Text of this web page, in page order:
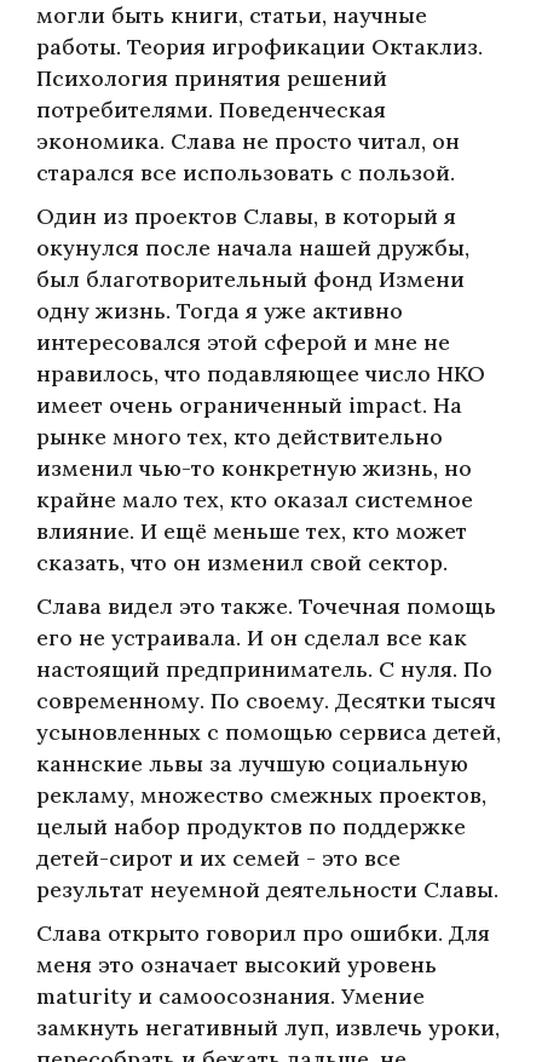
могли быть книги, статьи, научные
работы. Теория игрофикации Октаклиз.
Психология принятия решений
потребителями. Поведенческая
экономика. Слава не просто читал, он
старался все использовать с пользой.
Один из проектов Славы, в который я
окунулся после начала нашей дружбы,
был благотворительный фонд Измени
одну жизнь. Тогда я уже активно
интересовался этой сферой и мне не
нравилось, что подавляющее число НКО
имеет очень ограниченный impact. На
рынке много тех, кто действительно
изменил чью-то конкретную жизнь, но
крайне мало тех, кто оказал системное
влияние. И ещё меньше тех, кто может
сказать, что он изменил свой сектор.
Слава видел это также. Точечная помощь
его не устраивала. И он сделал все как
настоящий предприниматель. С нуля. По
современному. По своему. Десятки тысяч
усыновленных с помощью сервиса детей,
каннские львы за лучшую социальную
рекламу, множество смежных проектов,
целый набор продуктов по поддержке
детей-сирот и их семей - это все
результат неуемной деятельности Славы.
Слава открыто говорил про ошибки. Для
меня это означает высокий уровень
maturity и самоосознания. Умение
замкнуть негативный луп, извлечь уроки,